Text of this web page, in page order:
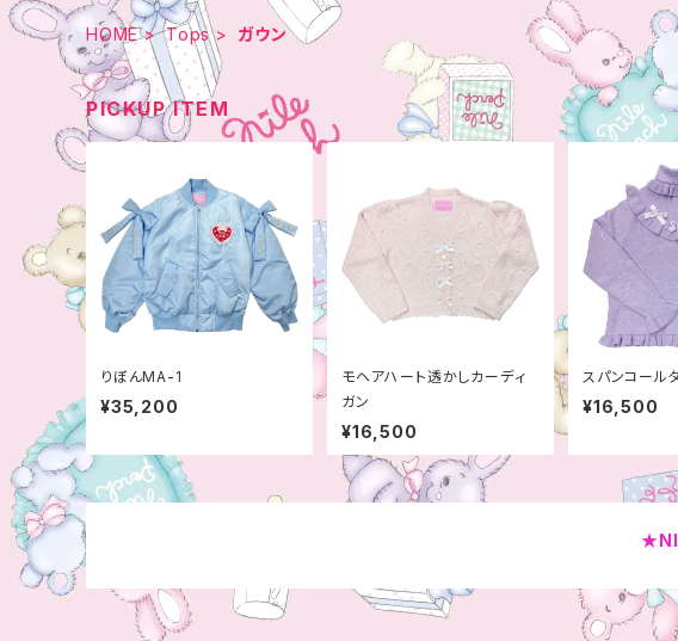
HOME Tops ガウン
PICKUP ITEM
りぼんMA-1
¥35,200
モヘアハート透かしカーディ
ガン
¥16,500
スパンコール
¥16,500